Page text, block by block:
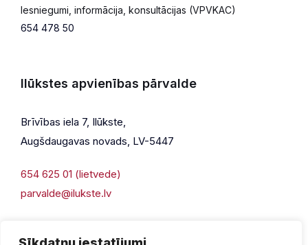
Iesniegumi, informācija, konsultācijas (VPVKAC)
654 478 50
Ilūkstes apvienības pārvalde
Brīvības iela 7, Ilūkste,
Augšdaugavas novads, LV-5447
654 625 01 (lietvede)
parvalde@ilukste.lv